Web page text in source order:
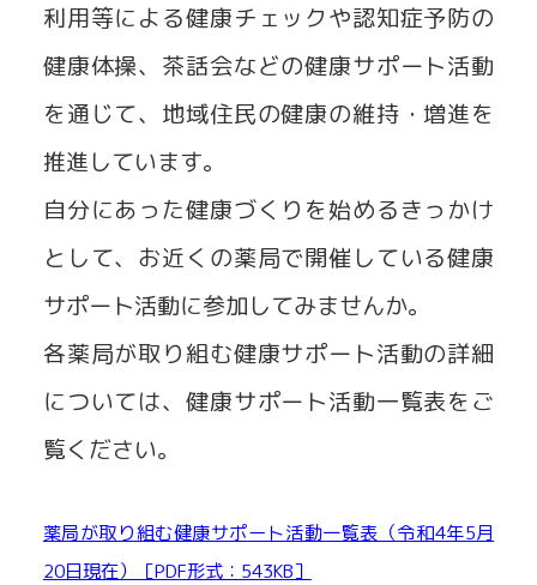
利用等による健康チェックや認知症予防の
健康体操、茶話会などの健康サポート活動
を通じて、地域住民の健康の維持・増進を
推進しています。
自分にあった健康づくりを始めるきっかけ
として、お近くの薬局で開催している健康
サポート活動に参加してみませんか。
各薬局が取り組む健康サポート活動の詳細
については、健康サポート活動一覧表をご
覧ください。
薬局が取り組む健康サポート活動一覧表（令和4年5月
20日現在）［PDF形式：543KB］